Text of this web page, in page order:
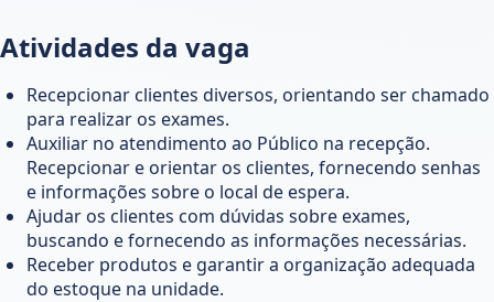
Atividades da vaga
Recepcionar clientes diversos, orientando ser chamado
para realizar os exames.
Auxiliar no atendimento ao Público na recepção.
Recepcionar e orientar os clientes, fornecendo senhas
e informações sobre o local de espera.
Ajudar os clientes com dúvidas sobre exames,
buscando e fornecendo as informações necessárias.
Receber produtos e garantir a organização adequada
do estoque na unidade.